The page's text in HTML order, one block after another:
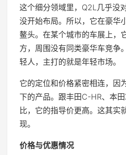
这个细分领域里，Q2L几乎没
没开始布局。所以，它在豪华
鳌头。在某个城市的车展上，
方，周围没有同类豪华车竞争
轻人，主打的就是年轻市场。
它的定位和价格紧密相连，因
下的产品。跟丰田C-HR、本
比，它的指导价更高。这其实
现。
价格与优惠情况